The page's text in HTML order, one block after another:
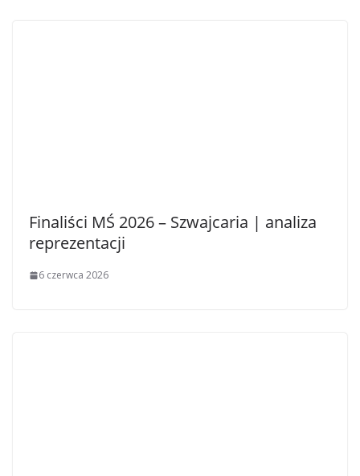
Finaliści MŚ 2026 – Szwajcaria | analiza
reprezentacji
6 czerwca 2026